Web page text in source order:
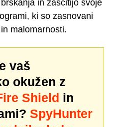
in zaščitijo svoje
ki so zasnovani
malomarnosti.
vaš
okužen z
Shield in
SpyHunter